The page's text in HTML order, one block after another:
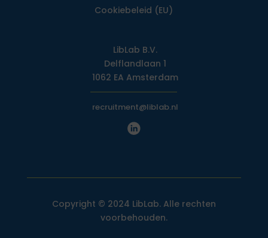
Cookiebeleid (EU)
LibLab B.V.
Delflandlaan 1
1062 EA Amsterdam
recruitment@liblab.nl
Copyright © 2024 LibLab. Alle rechten
voorbehouden.